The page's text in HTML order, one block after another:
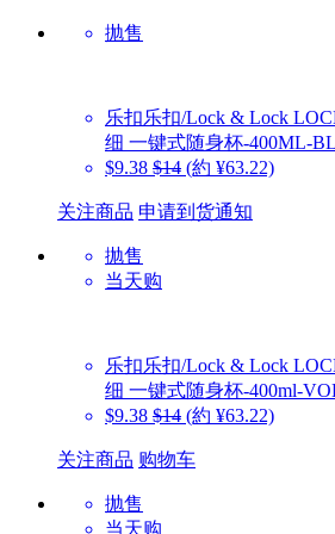
抛售
乐扣乐扣/Lock & Lock
细 一键式随身杯-400ML-
$9.38 $14 (約 ¥63.22)
关注商品 申请到货通知
抛售
当天购
乐扣乐扣/Lock & Lock
细 一键式随身杯-400ml-
$9.38 $14 (約 ¥63.22)
关注商品 购物车
抛售
当天购